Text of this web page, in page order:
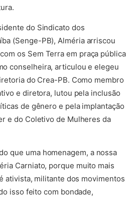
do Sindicato dos
(Senge-PB), Alméria arriscou
os Sem Terra em praça pública
conselheira, articulou e elegeu
do Crea-PB. Como membro
e diretora, lutou pela inclusão
de gênero e pela implantação
e do Coletivo de Mulheres da
que uma homenagem, a nossa
Carniato, porque muito mais
ativista, militante dos movimentos
isso feito com bondade,